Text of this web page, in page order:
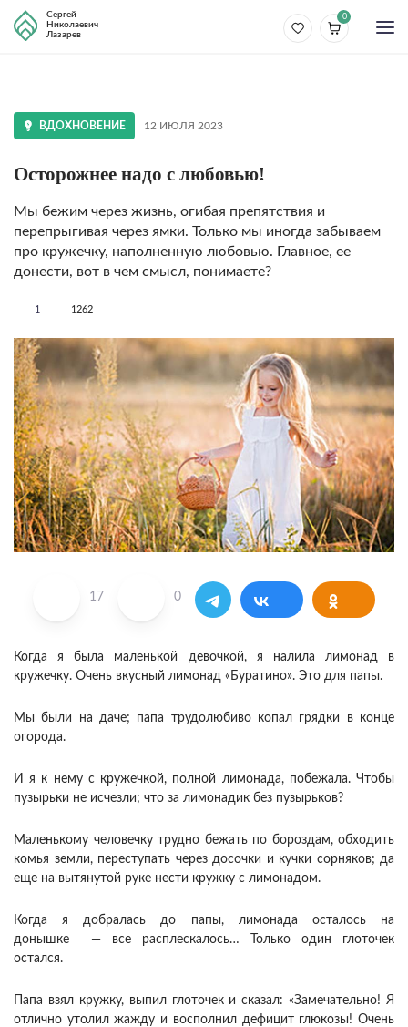
Сергей
Николаевич
Лазарев
0
ВДОХНОВЕНИЕ 12 ИЮЛЯ 2023
Осторожнее надо с любовью!
Мы бежим через жизнь, огибая препятствия и
перепрыгивая через ямки. Только мы иногда забываем
про кружечку, наполненную любовью. Главное, ее
донести, вот в чем смысл, понимаете?
1 1262
17 0
Когда я была маленькой девочкой, я налила лимонад в
кружечку. Очень вкусный лимонад «Буратино». Это для папы.
Мы были на даче; папа трудолюбиво копал грядки в конце
огорода.
И я к нему с кружечкой, полной лимонада, побежала. Чтобы
пузырьки не исчезли; что за лимонадик без пузырьков?
Маленькому человечку трудно бежать по бороздам, обходить
комья земли, переступать через досочки и кучки сорняков; да
еще на вытянутой руке нести кружку с лимонадом.
Когда я добралась до папы, лимонада осталось на
донышке — все расплескалось… Только один глоточек
остался.
Папа взял кружку, выпил глоточек и сказал: «Замечательно! Я
отлично утолил жажду и восполнил дефицит глюкозы! Очень